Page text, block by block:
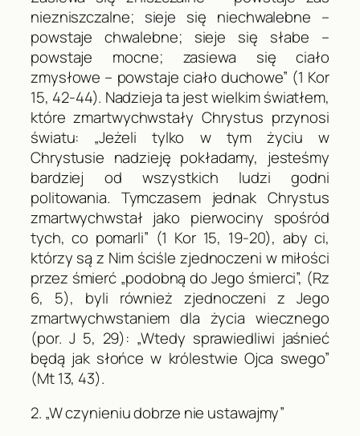
niezniszczalne; sieje się niechwalebne –
powstaje chwalebne; sieje się słabe –
powstaje mocne; zasiewa się ciało
zmysłowe – powstaje ciało duchowe” (1 Kor
15, 42-44). Nadzieja ta jest wielkim światłem,
które zmartwychwstały Chrystus przynosi
światu: „Jeżeli tylko w tym życiu w
Chrystusie nadzieję pokładamy, jesteśmy
bardziej od wszystkich ludzi godni
politowania. Tymczasem jednak Chrystus
zmartwychwstał jako pierwociny spośród
tych, co pomarli” (1 Kor15, 19-20), aby ci,
którzy są z Nim ściśle zjednoczeni w miłości
przez śmierć „podobną do Jego śmierci”, (Rz
6, 5), byli również zjednoczeni z Jego
zmartwychwstaniem dla życia wiecznego
(por. J 5, 29): „Wtedy sprawiedliwi jaśnieć
będą jak słońce w królestwie Ojca swego”
(Mt13, 43).
2. „W czynieniu dobrze nie ustawajmy”